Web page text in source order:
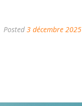
Posted 3 décembre 2025